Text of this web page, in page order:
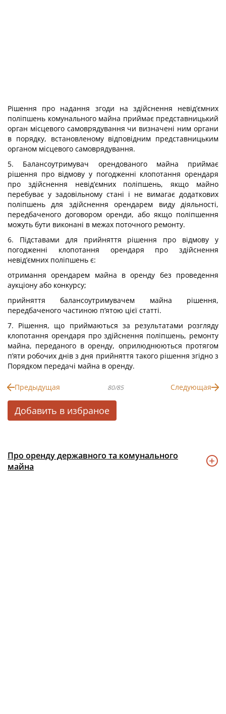
Рішення про надання згоди на здійснення невід’ємних
поліпшень комунального майна приймає представницький
орган місцевого самоврядування чи визначені ним органи
в порядку, встановленому відповідним представницьким
органом місцевого самоврядування.
5. Балансоутримувач орендованого майна приймає
рішення про відмову у погодженні клопотання орендаря
про здійснення невід’ємних поліпшень, якщо майно
перебуває у задовільному стані і не вимагає додаткових
поліпшень для здійснення орендарем виду діяльності,
передбаченого договором оренди, або якщо поліпшення
можуть бути виконані в межах поточного ремонту.
6. Підставами для прийняття рішення про відмову у
погодженні клопотання орендаря про здійснення
невід’ємних поліпшень є:
отримання орендарем майна в оренду без проведення
аукціону або конкурсу;
прийняття балансоутримувачем майна рішення,
передбаченого частиною п’ятою цієї статті.
7. Рішення, що приймаються за результатами розгляду
клопотання орендаря про здійснення поліпшень, ремонту
майна, переданого в оренду, оприлюднюються протягом
п’яти робочих днів з дня прийняття такого рішення згідно з
Порядком передачі майна в оренду.
Предыдущая 80/85 Следующая
Добавить в избраное
Про оренду державного та комунального
майна